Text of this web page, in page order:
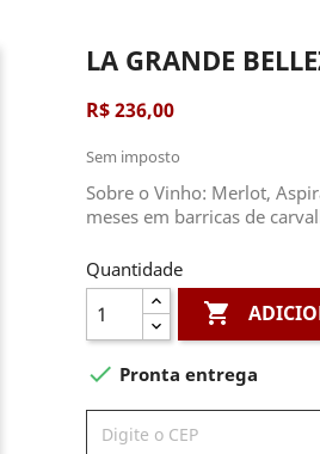
LA GRANDE
R$ 236,00
Sem imposto
Sobre o Vinho: Merlot,
meses em barricas de
Quantidade

 Pronta entrega